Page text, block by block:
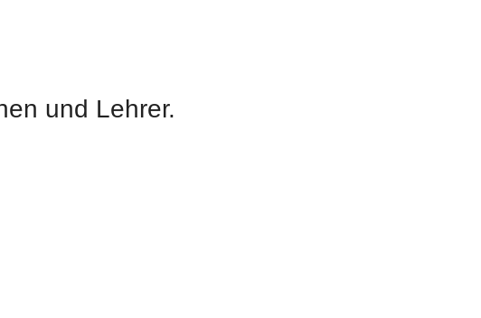
und Lehrer.